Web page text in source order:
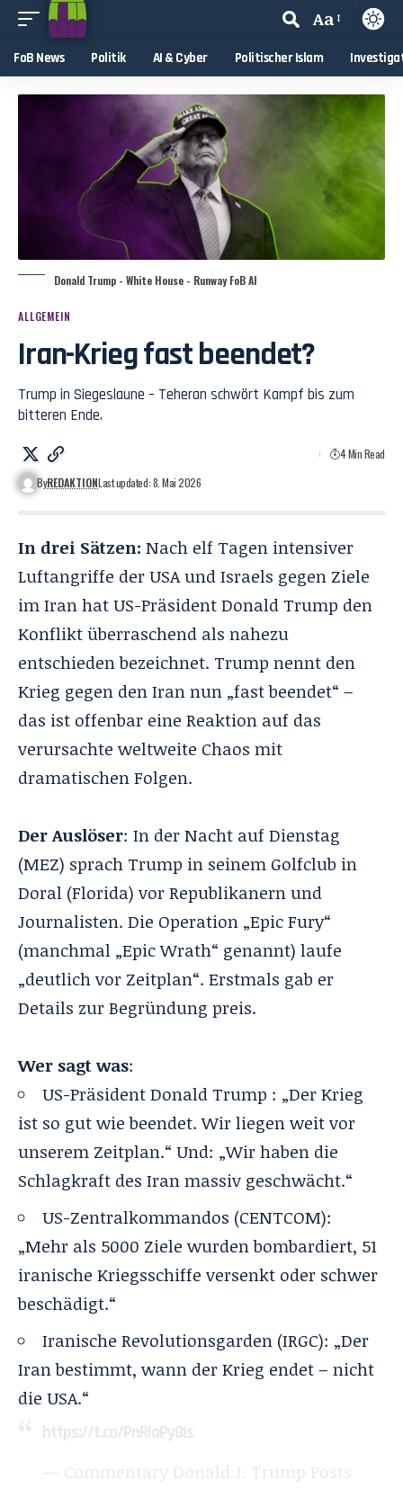
Aa
FoB News Politik AI & Cyber Politischer Islam
Donald Trump - White House - Runway FoB AI
ALLGEMEIN
Iran-Krieg fast beendet?
Trump in Siegeslaune – Teheran schwört Kampf bis zum
bitteren Ende.
ByREDAKTIONLast updated: 8. Mai 2026
4 Min Read
In drei Sätzen: Nach elf Tagen intensiver
Luftangriffe der USA und Israels gegen Ziele
im Iran hat US-Präsident Donald Trump den
Konflikt überraschend als nahezu
entschieden bezeichnet. Trump nennt den
Krieg gegen den Iran nun „fast beendet“ –
das ist offenbar eine Reaktion auf das
verursachte weltweite Chaos mit
dramatischen Folgen.
Der Auslöser: In der Nacht auf Dienstag
(MEZ) sprach Trump in seinem Golfclub in
Doral (Florida) vor Republikanern und
Journalisten. Die Operation „Epic Fury“
(manchmal „Epic Wrath“ genannt) laufe
„deutlich vor Zeitplan“. Erstmals gab er
Details zur Begründung preis.
Wer sagt was:
US-Präsident Donald Trump : „Der Krieg
ist so gut wie beendet. Wir liegen weit vor
unserem Zeitplan.“ Und: „Wir haben die
Schlagkraft des Iran massiv geschwächt.“
US-Zentralkommandos (CENTCOM):
„Mehr als 5000 Ziele wurden bombardiert, 51
iranische Kriegsschiffe versenkt oder schwer
beschädigt.“
Iranische Revolutionsgarden (IRGC): „Der
Iran bestimmt, wann der Krieg endet – nicht
die USA.“
https://t.co/PnRIaPy8Is
— Commentary Donald J. Trump Posts